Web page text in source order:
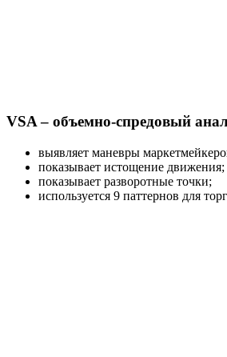
VSA – объемно-спредовый
выявляет маневры
показывает истощение движения;
показывает разворотные точки;
используется 9 паттернов для